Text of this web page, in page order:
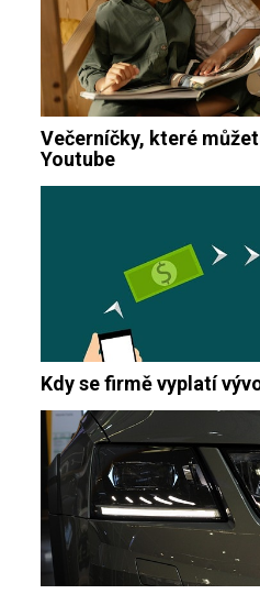
Večerníčky, které
Youtube
Kdy se firmě vyplatí